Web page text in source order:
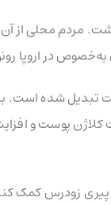
مردم محلی از
در اروپا
تبدیل شده است.
کلاژن پوست و
پیری زودرس کمک